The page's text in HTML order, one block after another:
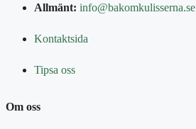
Allmänt: info@bakomkulisserna.se
Kontaktsida
Tipsa oss
Om oss